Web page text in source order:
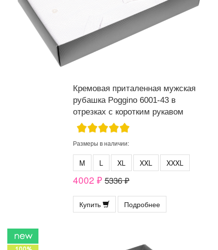
Кремовая приталенная мужская
рубашка Poggino 6001-43 в
отрезках с коротким рукавом
Размеры в наличии:
M L XL XXL XXXL
4002 ₽ 5336 ₽
Купить Подробнее